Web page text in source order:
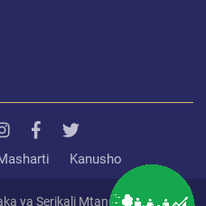
Kanusho
ya Serikali Mtandao (EGA) na